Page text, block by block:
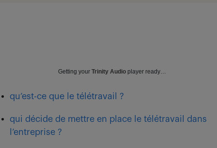
Getting your Trinity Audio player ready…
qu’est-ce que le télétravail ?
qui décide de mettre en place le télétravail dans
l’entreprise ?